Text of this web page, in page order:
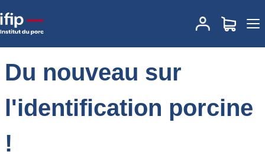
Accueil Du nouveau sur l'identification porcine !
Du nouveau sur
l'identification porcine
!